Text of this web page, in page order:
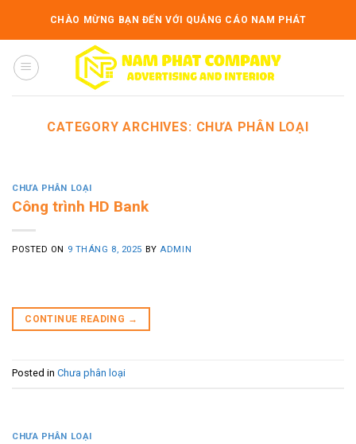
CHÀO MỪNG BẠN ĐẾN VỚI QUẢNG CÁO NAM PHÁT
CATEGORY ARCHIVES: CHƯA PHÂN LOẠI
CHƯA PHÂN LOẠI
Công trình HD Bank
POSTED ON 9 THÁNG 8, 2025 BY ADMIN
CONTINUE READING →
Posted in Chưa phân loại
CHƯA PHÂN LOẠI